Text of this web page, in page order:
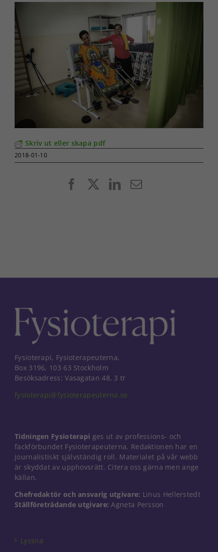
Skriv ut eller skapa pdf
2018-01-10
FacebookLinkedIn
E-
Fysioterapi, Fysioterapeuterna,
Box 3196, 103 63 Stockholm
Besöksadress: Vasagatan 48, 3 tr
fysioterapi@fysioterapeuterna.se
Tidningen Fysioterapi ges ut av professions- och
fackförbundet Fysioterapeuterna. Redaktionen har en
journalistiskt självständig roll. Materialet på vår webb
är skyddat av upphovsrätt. Citera oss gärna men ange
källan.
Chefredaktör och ansvarig utgivare: Linus Hellerstedt
Ställföreträdande utgivare: Agneta Persson
Lyssna
Nödvändiga